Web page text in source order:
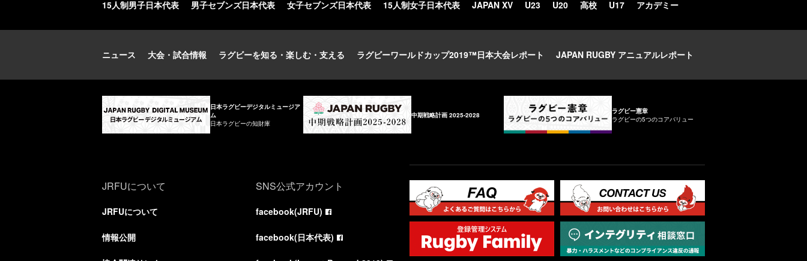
15人制男子日本代表 男子セブンズ日本代表 女子セブンズ日本代表 15人制女子日本代表 JAPAN XV U23 U20 高校 U17 アカデミー
ニュース 大会・試合情報 ラグビーを知る・楽しむ・支える ラグビーワールドカップ2019™日本大会レポート JAPAN RUGBY アニュアルレポート
日本ラグビーデジタルミュージア
ム
日本ラグビーの知財庫
中期戦略計画 2025-2028
ラグビー憲章
ラグビーの5つのコアバリュー
JRFUについて
JRFUについて
情報公開
SNS公式アカウント
facebook(JRFU)
facebook(日本代表)